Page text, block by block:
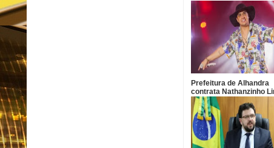
Prefeitura de Alhandra
contrata Nathanzinho
R$ 750 mil para show
da padroeira